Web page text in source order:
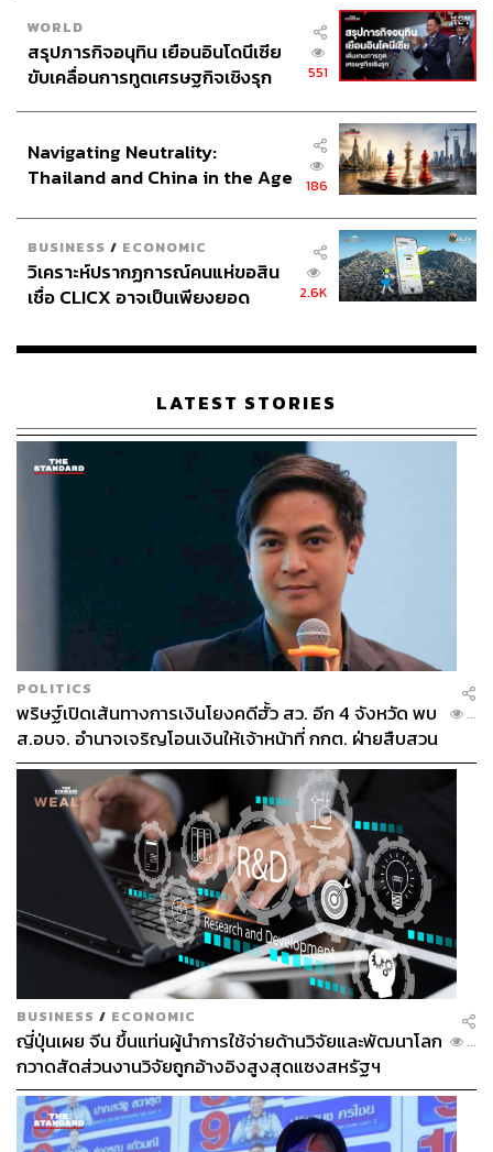
WORLD
สรุปภารกิจอนุทิน เยือนอินโดนีเซีย
ขับเคลื่อนการทูตเศรษฐกิจเชิงรุก
551
Navigating Neutrality:
Thailand and China in the Age
186
BUSINESS / ECONOMIC
วิเคราะห์ปรากฏการณ์คนแห่ขอสิน
เชื่อ CLICX อาจเป็นเพียงยอด
เรือนไทยที่ถูกซุกไว้
2.6K
LATEST STORIES
POLITICS
พริษฐ์เปิดเส้นทางการเงินโยงคดีฮั้ว สว. อีก 4 จังหวัด พบ
ส.อบจ. อำนาจเจริญโอนเงินให้เจ้าหน้าที่ กกต. ฝ่ายสืบสวน
...
BUSINESS / ECONOMIC
ญี่ปุ่นเผย จีน ขึ้นแท่นผู้นำการใช้จ่ายด้านวิจัยและพัฒนาโลก
กวาดสัดส่วนงานวิจัยถูกอ้างอิงสูงสุดแซงสหรัฐฯ
...